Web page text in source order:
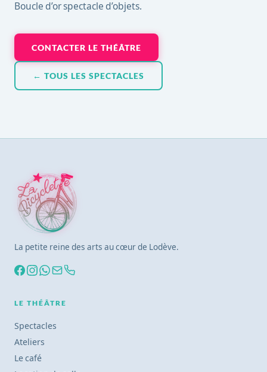
Boucle d’or spectacle d’objets.
CONTACTER LE THÉÂTRE
← TOUS LES SPECTACLES
La petite reine des arts au cœur de Lodève.
LE THÉÂTRE
Spectacles
Ateliers
Le café